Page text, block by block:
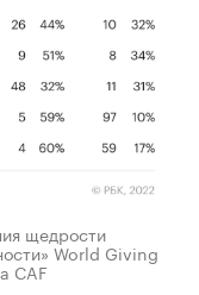
щедрости
World Giving
CAF